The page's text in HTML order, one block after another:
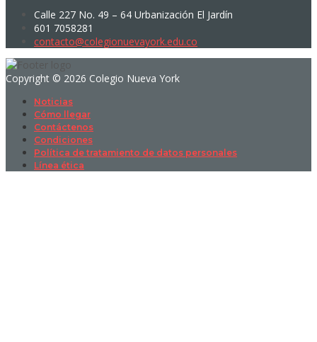
Calle 227 No. 49 – 64 Urbanización El Jardín
601 7058281
contacto@colegionuevayork.edu.co
Copyright © 2026 Colegio Nueva York
Noticias
Cómo llegar
Contáctenos
Condiciones
Política de tratamiento de datos personales
Línea ética